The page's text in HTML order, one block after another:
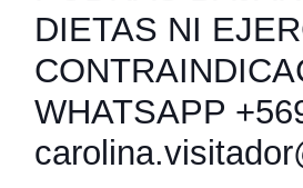
DIETAS NI
WHATSAPP